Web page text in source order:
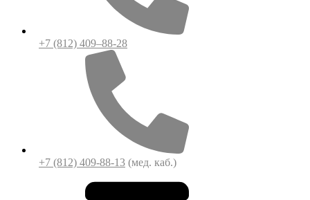
+7 (812) 409–88-28
+7 (812) 409-88-13 (мед. каб.)